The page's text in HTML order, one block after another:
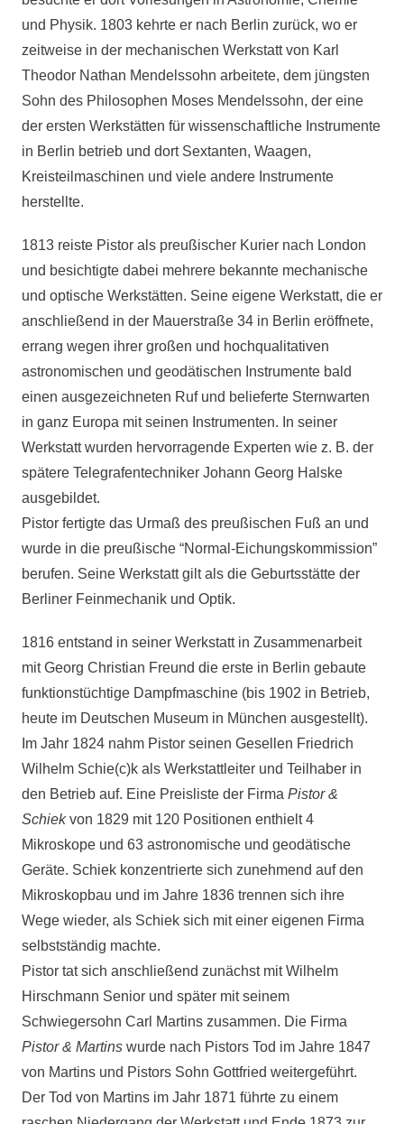
und Physik. 1803 kehrte er nach Berlin zurück, wo er
zeitweise in der mechanischen Werkstatt von Karl
Theodor Nathan Mendelssohn arbeitete, dem jüngsten
Sohn des Philosophen Moses Mendelssohn, der eine
der ersten Werkstätten für wissenschaftliche Instrumente
in Berlin betrieb und dort Sextanten, Waagen,
Kreisteilmaschinen und viele andere Instrumente
herstellte.
1813 reiste Pistor als preußischer Kurier nach London
und besichtigte dabei mehrere bekannte mechanische
und optische Werkstätten. Seine eigene Werkstatt, die er
anschließend in der Mauerstraße 34 in Berlin eröffnete,
errang wegen ihrer großen und hochqualitativen
astronomischen und geodätischen Instrumente bald
einen ausgezeichneten Ruf und belieferte Sternwarten
in ganz Europa mit seinen Instrumenten. In seiner
Werkstatt wurden hervorragende Experten wie z. B. der
spätere Telegrafentechniker Johann Georg Halske
ausgebildet.
Pistor fertigte das Urmaß des preußischen Fuß an und
wurde in die preußische “Normal-Eichungskommission”
berufen. Seine Werkstatt gilt als die Geburtsstätte der
Berliner Feinmechanik und Optik.
1816 entstand in seiner Werkstatt in Zusammenarbeit
mit Georg Christian Freund die erste in Berlin gebaute
funktionstüchtige Dampfmaschine (bis 1902 in Betrieb,
heute im Deutschen Museum in München ausgestellt).
Im Jahr 1824 nahm Pistor seinen Gesellen Friedrich
Wilhelm Schie(c)k als Werkstattleiter und Teilhaber in
den Betrieb auf. Eine Preisliste der Firma Pistor &
Schiekvon 1829 mit 120 Positionen enthielt 4
Mikroskope und 63 astronomische und geodätische
Geräte. Schiek konzentrierte sich zunehmend auf den
Mikroskopbau und im Jahre 1836 trennen sich ihre
Wege wieder, als Schiek sich mit einer eigenen Firma
selbstständig machte.
Pistor tat sich anschließend zunächst mit Wilhelm
Hirschmann Senior und später mit seinem
Schwiegersohn Carl Martins zusammen. Die Firma
Pistor & Martins wurde nach Pistors Tod im Jahre 1847
von Martins und Pistors Sohn Gottfried weitergeführt.
Der Tod von Martins im Jahr 1871 führte zu einem